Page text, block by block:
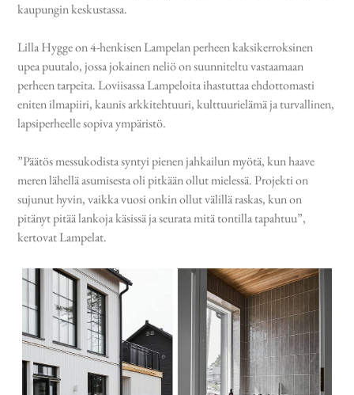
kaupungin keskustassa.
Lilla Hygge on 4-henkisen Lampelan perheen kaksikerroksinen
upea puutalo, jossa jokainen neliö on suunniteltu vastaamaan
perheen tarpeita. Loviisassa Lampeloita ihastuttaa ehdottomasti
eniten ilmapiiri, kaunis arkkitehtuuri, kulttuurielämä ja turvallinen,
lapsiperheelle sopiva ympäristö.
”Päätös messukodista syntyi pienen jahkailun myötä, kun haave
meren lähellä asumisesta oli pitkään ollut mielessä. Projekti on
sujunut hyvin, vaikka vuosi onkin ollut välillä raskas, kun on
pitänyt pitää lankoja käsissä ja seurata mitä tontilla tapahtuu”,
kertovat Lampelat.